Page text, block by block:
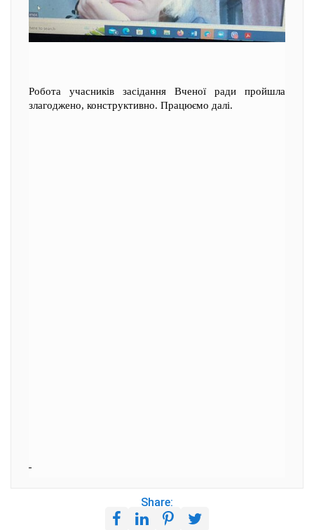
Робота учасників засідання Вченої ради пройшла
злагоджено, конструктивно. Працюємо далі.
Share: